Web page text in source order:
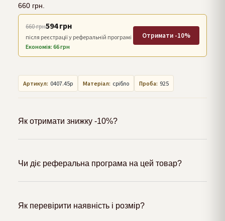
660 грн.
660 грн594 грн
після реєстрації у реферальній програмі
Економія: 66 грн
Отримати -10%
Артикул: 0407.45р Матеріал: срібло Проба: 925
Як отримати знижку -10%?
Чи діє реферальна програма на цей товар?
Як перевірити наявність і розмір?